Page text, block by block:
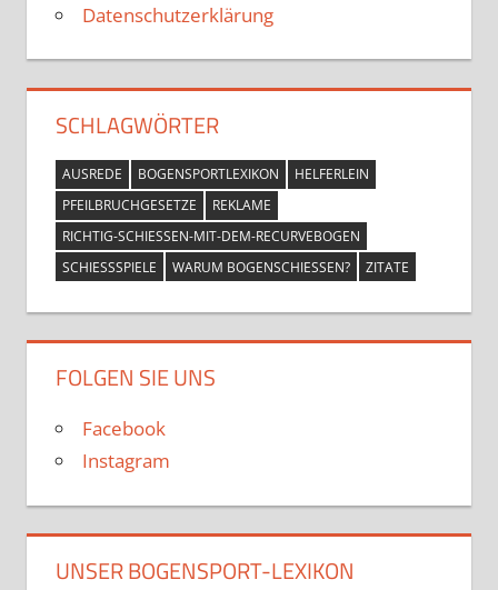
Datenschutzerklärung
SCHLAGWÖRTER
AUSREDE BOGENSPORTLEXIKON
HELFERLEIN
PFEILBRUCHGESETZE
REKLAME
RICHTIG-SCHIESSEN-MIT-DEM-RECURVEBOGEN
SCHIESSSPIELE
WARUM BOGENSCHIESSEN? ZITATE
FOLGEN SIE UNS
Facebook
Instagram
UNSER BOGENSPORT-LEXIKON